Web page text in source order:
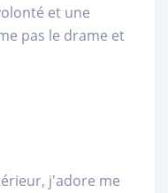
et une
pas le drame et
j'adore me